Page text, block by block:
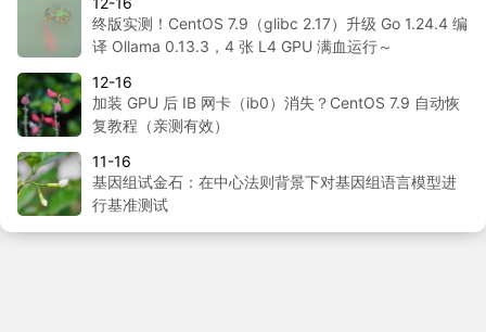
终版实测！CentOS 7.9（glibc 2.17）升级 Go 1.24.4 编
译 Ollama 0.13.3，4 张 L4 GPU 满血运行～
12-16
加装 GPU 后 IB 网卡（ib0）消失？CentOS 7.9 自动恢
复教程（亲测有效）
11-16
基因组试金石：在中心法则背景下对基因组语言模型进
行基准测试